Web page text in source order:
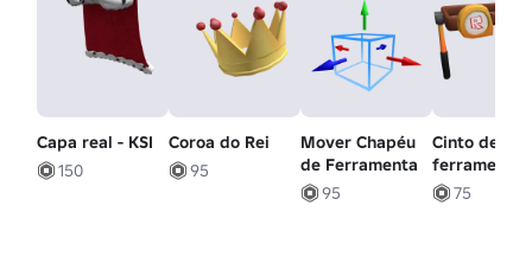
Capa real - KSI
150
Coroa do Rei
95
Mover Chapéu
de Ferramenta
95
Cinto de
ferramentas
clássico 1.0
75